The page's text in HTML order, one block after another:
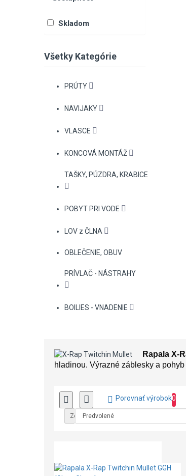
Skladom
Všetky Kategórie
PRÚTY
NAVIJAKY
VLASCE
KONCOVÁ MONTÁŽ
TAŠKY, PÚZDRA, KRABICE
POBYT PRI VODE
LOV z ČLNA
OBLEČENIE, OBUV
PRÍVLAČ - NÁSTRAHY
BOILIES - VNADENIE
Rapala X-
hladinou. Výrazné záblesky a
Porovnať výrobok0
Zoradiť podľa: